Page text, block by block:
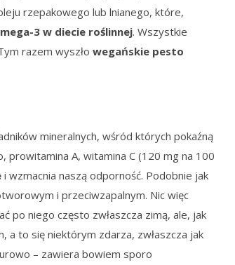
rzepakowego lub lnianego, które,
3 w diecie roślinnej. Wszystkie
razem wyszło wegańskie pesto
mineralnych, wśród których pokaźną
A, witamina C (120 mg na 100
i wzmacnia naszą odporność. Podobnie jak
i przeciwzapalnym. Nic więc
po niego często zwłaszcza zimą, ale, jak
a to się niektórym zdarza, zwłaszcza jak
– zawiera bowiem sporo